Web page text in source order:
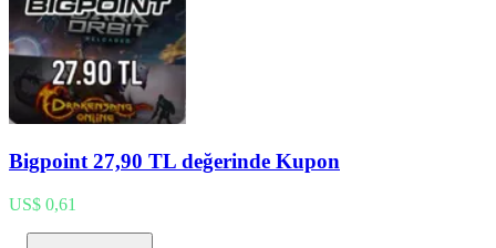
Bigpoint 27,90 TL değerinde Kupon
US$ 0,61